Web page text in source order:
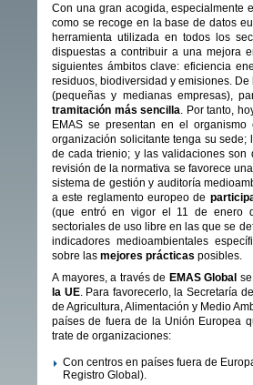
Con una gran acogida, especialmente
como se recoge en la base de datos
herramienta utilizada en todos los
dispuestas a contribuir a una mejora
siguientes ámbitos clave: eficiencia
residuos, biodiversidad y emisiones.
(pequeñas y medianas empresas),
tramitación más sencilla . Por tanto,
EMAS se presentan en el
organización solicitante tenga su
de cada trienio; y las validaciones son
revisión de la normativa se favorece una
sistema de gestión y auditoría
a este reglamento europeo de
(que entró en vigor el 11 de enero
sectoriales de uso libre en las que se
indicadores medioambientales
sobre las mejores prácticas posibles.
A mayores, a través de EMAS Global
la UE. Para favorecerlo, la Secretaría
de Agricultura, Alimentación y Medio
países de fuera de la Unión Europea
trate de organizaciones:
Con centros en países fuera de
Registro Global).